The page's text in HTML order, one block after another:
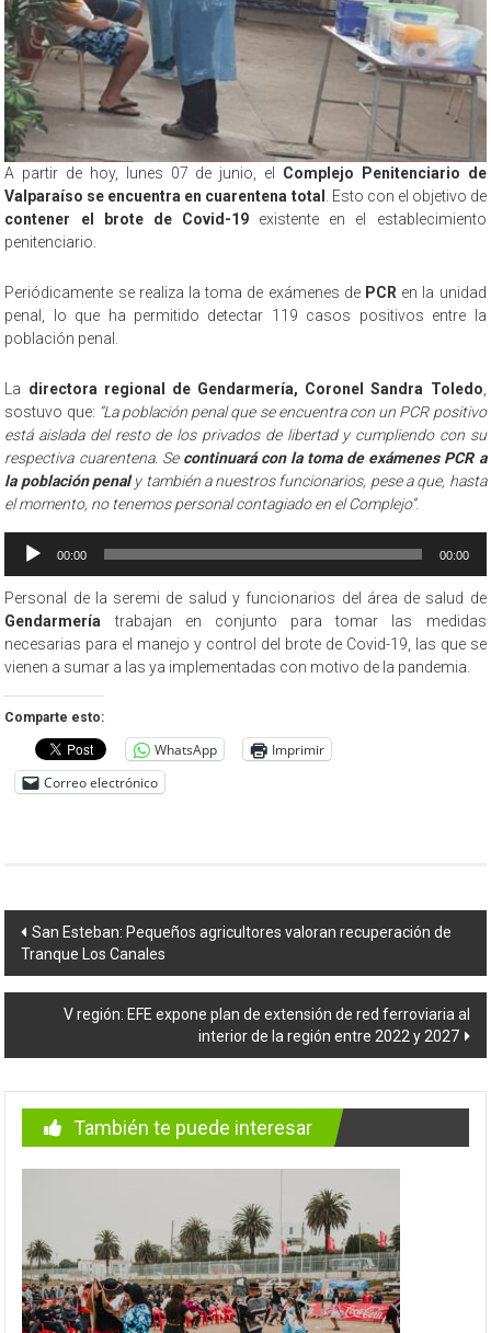
A partir de hoy, lunes 07 de junio, el Complejo Penitenciario de
Valparaíso se encuentra en cuarentena total . Esto con el objetivo de
contener el brote de Covid-19 existente en el establecimiento
penitenciario.
Periódicamente se realiza la toma de exámenes de PCRen la unidad
penal, lo que ha permitido detectar 119 casos positivos entre la
población penal.
La directora regional de Gendarmería, Coronel Sandra Toledo,
sostuvo que: “La población penal que se encuentra con un PCR positivo
está aislada del resto de los privados de libertad y cumpliendo con su
respectiva cuarentena. Se continuará con la toma de exámenes PCR a
la población penaly también a nuestros funcionarios, pese a que, hasta
el momento, no tenemos personal contagiado en el Complejo”.
Reproductor
audio
00:00 00:00
Personal de la seremi de salud y funcionarios del área de salud de
Gendarmería trabajan en conjunto para tomar las medidas
necesarias para el manejo y control del brote de Covid-19, las que se
vienen a sumar a las ya implementadas con motivo de la pandemia.
Comparte esto:
WhatsApp
Imprimir
Correo electrónico
Navegación
de
entradas
San Esteban: Pequeños agricultores valoran recuperación de
Tranque Los Canales
V región: EFE expone plan de extensión de red ferroviaria al
interior de la región entre 2022 y 2027
También te puede interesar